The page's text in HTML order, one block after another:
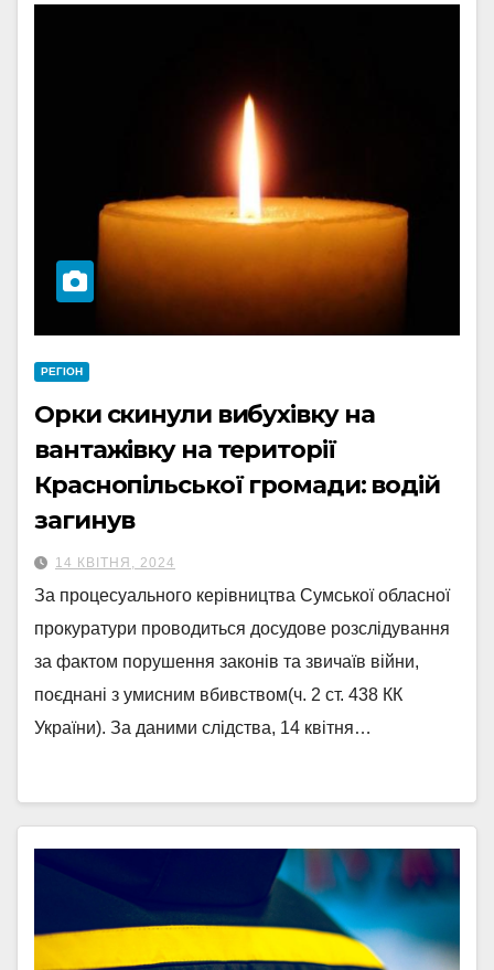
РЕГІОН
Орки скинули вибухівку на
вантажівку на території
Краснопільської громади: водій
загинув
14 КВІТНЯ, 2024
За процесуального керівництва Сумської обласної
прокуратури проводиться досудове розслідування
за фактом порушення законів та звичаїв війни,
поєднані з умисним вбивством(ч. 2 ст. 438 КК
України). За даними слідства, 14 квітня…